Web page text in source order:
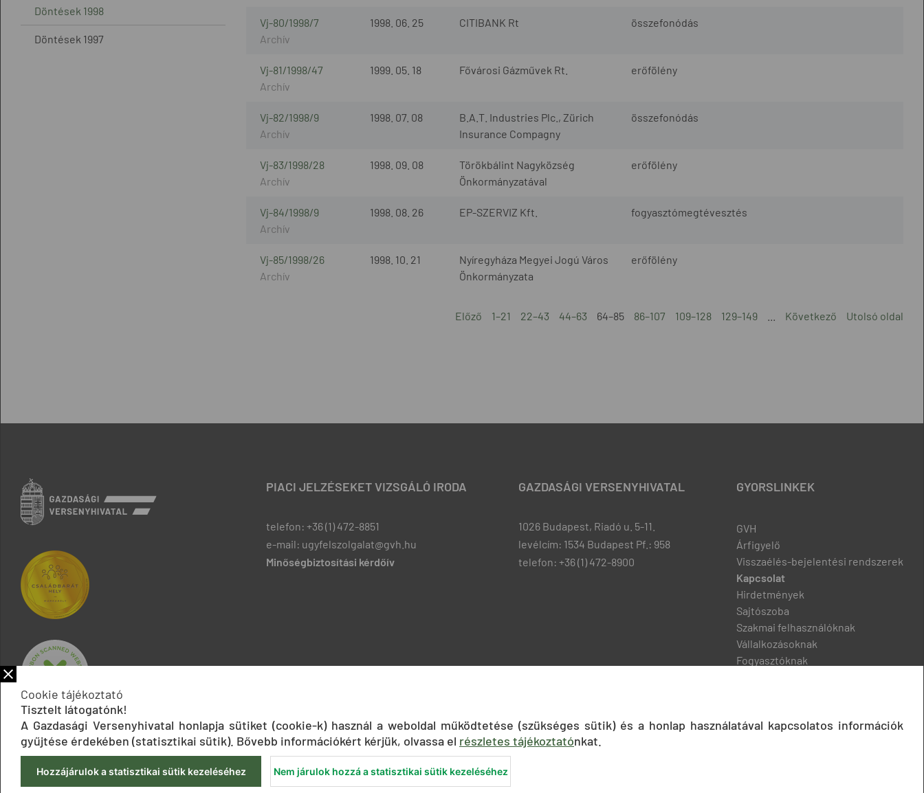
Döntések 1998
Döntések 1997
1998. 06. 25
Vj-80/1998/7 CITIBANK Rt összefonódás
1999. 05. 18
Vj-81/1998/47 Fővárosi Gázművek Rt. erőfölény
1998. 07. 08
Vj-82/1998/9
B.A.T. Industries Plc., Zürich
Insurance Compagny
összefonódás
1998. 09. 08
Vj-83/1998/28
Törökbálint Nagyközség
Önkormányzatával
erőfölény
1998. 08. 26
Vj-84/1998/9 EP-SZERVIZ Kft. fogyasztómegtévesztés
1998. 10. 21
Vj-85/1998/26
Nyíregyháza Megyei Jogú Város
Önkormányzata
erőfölény
Előző 1–21 22–43 44–63 64–85 86–107 109–128 129–149 Következő Utolsó oldal
PIACI JELZÉSEKET VIZSGÁLÓ IRODA
telefon: +36 (1) 472-8851
e-mail: ugyfelszolgalat@gvh.hu
Minőségbiztosítási kérdőív
GAZDASÁGI VERSENYHIVATAL
1026 Budapest, Riadó u. 5-11.
levélcím: 1534 Budapest Pf.: 958
telefon: +36 (1) 472-8900
GYORSLINKEK
GVH
Árfigyelő
Visszaélés-bejelentési rendszerek
Kapcsolat
Hirdetmények
Sajtószoba
Szakmai felhasználóknak
Vállalkozásoknak
Fogyasztóknak
Impresszum Adatkezelési tájékoztatók Akadálymentesítési nyilatkozat Közadatkereső Süti beállítások
Cookie tájékoztató
Tisztelt látogatónk!
A Gazdasági Versenyhivatal honlapja sütiket (cookie-k) használ a weboldal működtetése (szükséges sütik) és a honlap használatával kapcsolatos információk
gyűjtése érdekében (statisztikai sütik). Bővebb információkért kérjük, olvassa el részletes tájékoztatónkat.
Hozzájárulok a statisztikai sütik kezeléséhez Nem járulok hozzá a statisztikai sütik kezeléséhez